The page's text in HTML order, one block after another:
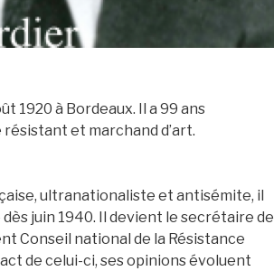
1920 à Bordeaux. Il a 99 ans
résistant et marchand d’art.
ultranationaliste et antisémite, il
dès juin 1940. Il devient le secrétaire de
Conseil national de la Résistance
de celui-ci, ses opinions évoluent